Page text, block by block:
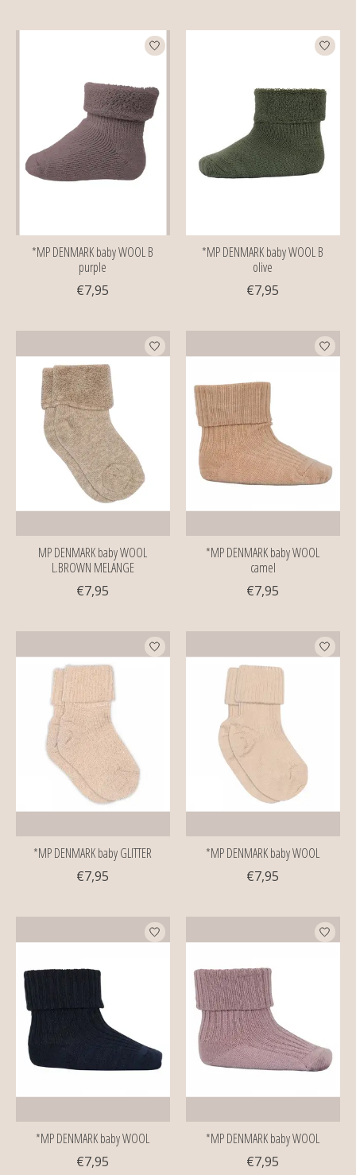
*MP DENMARK baby WOOL B
purple
€7,95
*MP DENMARK baby WOOL B
olive
€7,95
MP DENMARK baby WOOL
L.BROWN MELANGE
€7,95
*MP DENMARK baby WOOL
camel
€7,95
*MP DENMARK baby GLITTER
€7,95
*MP DENMARK baby WOOL
€7,95
*MP DENMARK baby WOOL
€7,95
*MP DENMARK baby WOOL
€7,95